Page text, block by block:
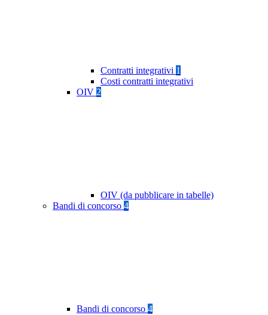
Contratti integrativi 1
Costi contratti integrativi
OIV 2
OIV (da pubblicare in tabelle)
Bandi di concorso 4
Bandi di concorso 4